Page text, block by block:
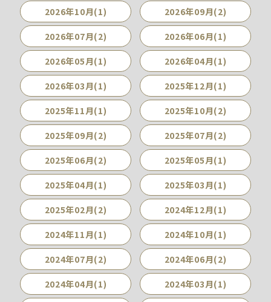
2026年10月(1) 2026年09月(2)
2026年07月(2) 2026年06月(1)
2026年05月(1) 2026年04月(1)
2026年03月(1) 2025年12月(1)
2025年11月(1) 2025年10月(2)
2025年09月(2) 2025年07月(2)
2025年06月(2) 2025年05月(1)
2025年04月(1) 2025年03月(1)
2025年02月(2) 2024年12月(1)
2024年11月(1) 2024年10月(1)
2024年07月(2) 2024年06月(2)
2024年04月(1) 2024年03月(1)